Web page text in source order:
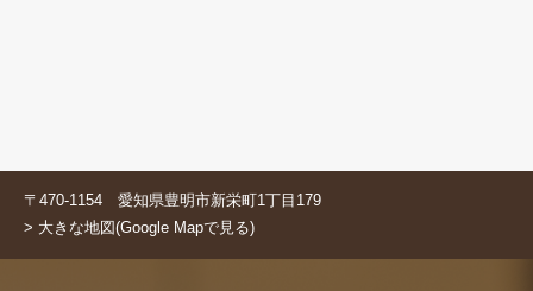
〒470-1154 愛知県豊明市新栄町1丁目179
> 大きな地図(Google Mapで見る)